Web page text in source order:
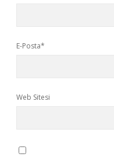
E-Posta*
Web Sitesi